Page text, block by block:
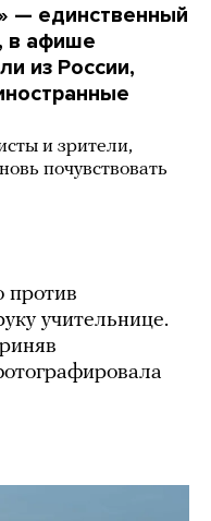
— единственный
в афише
из России,
и зрители,
почувствовать
против
учительнице.